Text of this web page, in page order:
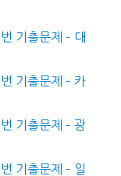
기출문제 – 대
기출문제 – 카
기출문제 – 광
기출문제 – 일